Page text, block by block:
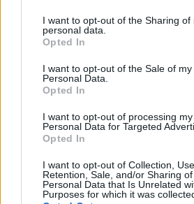
not limited to your visit or usage
grant or deny consent to Google and
use your data for below specified
consent section.
I want to opt-out of the Sharing of
personal data.
Opted In
I want to opt-out of the Sale of my
Personal Data.
Opted In
I want to opt-out of processing my
Personal Data for Targeted
Opted In
I want to opt-out of Collection, Use,
Retention, Sale, and/or Sharing
Personal Data that Is Unrelated
Purposes for which it was
Θα ήταν καλύτερα τα
έτρωγαν σε
σχολική αίθουσα